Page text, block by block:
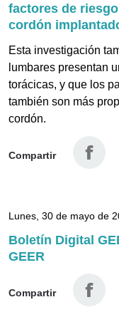
factores de
cordón
Esta investigación
lumbares presentan
torácicas, y que los
también son más
cordón.
Compartir
Facebook
Boletín Digital
GEER
Lunes, 30 de mayo de
Compartir
Facebook